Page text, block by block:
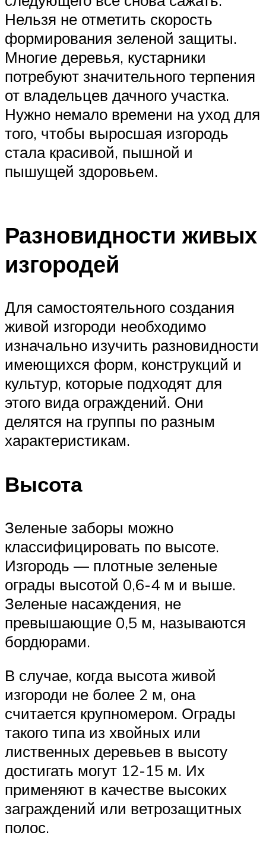
Нельзя не отметить скорость
формирования зеленой защиты.
Многие деревья, кустарники
потребуют значительного терпения
от владельцев дачного участка.
Нужно немало времени на уход для
того, чтобы выросшая изгородь
стала красивой, пышной и
пышущей здоровьем.
Разновидности живых
изгородей
Для самостоятельного создания
живой изгороди необходимо
изначально изучить разновидности
имеющихся форм, конструкций и
культур, которые подходят для
этого вида ограждений. Они
делятся на группы по разным
характеристикам.
Высота
Зеленые заборы можно
классифицировать по высоте.
Изгородь — плотные зеленые
ограды высотой 0,6-4 м и выше.
Зеленые насаждения, не
превышающие 0,5 м, называются
бордюрами.
В случае, когда высота живой
изгороди не более 2 м, она
считается крупномером. Ограды
такого типа из хвойных или
лиственных деревьев в высоту
достигать могут 12-15 м. Их
применяют в качестве высоких
заграждений или ветрозащитных
полос.